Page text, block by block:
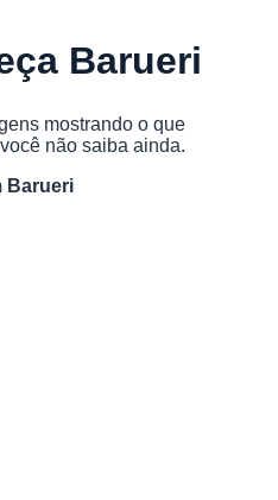
Barueri
mostrando o que
não saiba ainda.
Barueri